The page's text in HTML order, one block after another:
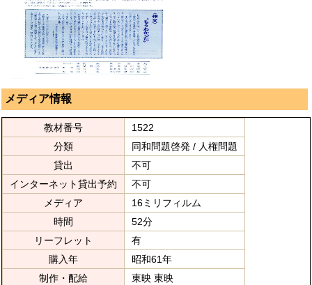
メディア情報
教材番号
1522
分類
同和問題啓発 / 人権問題
貸出
不可
インターネット貸出予約
不可
メディア
16ミリフィルム
時間
52分
リーフレット
有
購入年
昭和61年
制作・配給
東映 東映